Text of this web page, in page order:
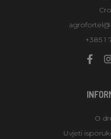
+385 1
O
Uvjeti